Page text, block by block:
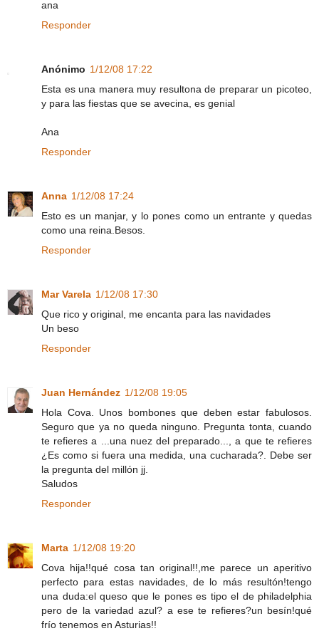
ana
Responder
Anónimo 1/12/08 17:22
Esta es una manera muy resultona de preparar un picoteo,
y para las fiestas que se avecina, es genial
Ana
Responder
Anna 1/12/08 17:24
Esto es un manjar, y lo pones como un entrante y quedas
como una reina.Besos.
Responder
Mar Varela 1/12/08 17:30
Que rico y original, me encanta para las navidades
Un beso
Responder
Juan Hernández 1/12/08 19:05
Hola Cova. Unos bombones que deben estar fabulosos.
Seguro que ya no queda ninguno. Pregunta tonta, cuando
te refieres a ...una nuez del preparado..., a que te refieres
¿Es como si fuera una medida, una cucharada?. Debe ser
la pregunta del millón jj.
Saludos
Responder
Marta 1/12/08 19:20
Cova hija!!qué cosa tan original!!,me parece un aperitivo
perfecto para estas navidades, de lo más resultón!tengo
una duda:el queso que le pones es tipo el de philadelphia
pero de la variedad azul? a ese te refieres?un besín!qué
frío tenemos en Asturias!!